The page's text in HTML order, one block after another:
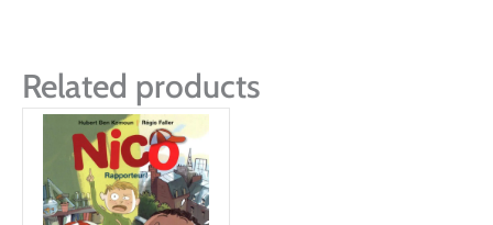
Related products